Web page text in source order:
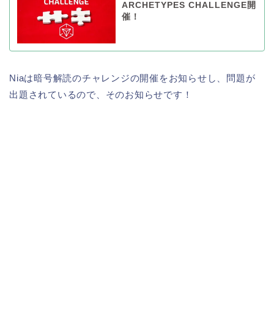
ARCHETYPES CHALLENGE開
催！
Niaは暗号解読のチャレンジの開催をお知らせし、問題が
出題されているので、そのお知らせです！